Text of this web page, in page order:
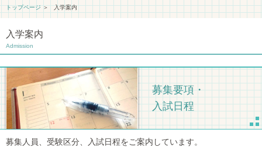
トップページ＞ 入学案内
入学案内
Admission
募集要項・
入試日程
募集人員、受験区分、入試日程をご案内しています。